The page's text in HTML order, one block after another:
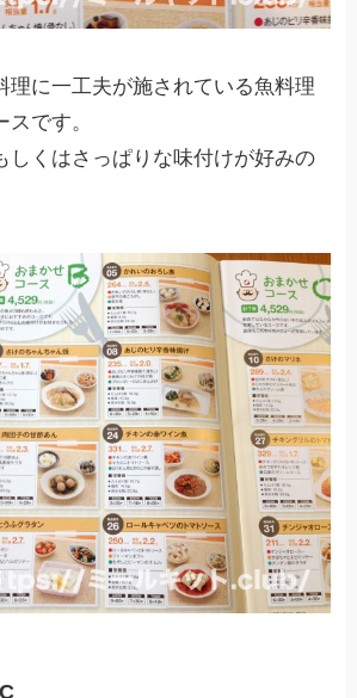
理に一工夫が施されている魚料理
です。
しくはさっぱりな味付けが好みの